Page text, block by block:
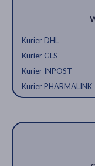
Kurier DHL
Kurier GLS
Kurier INPOST
Kurier PHARMALINK